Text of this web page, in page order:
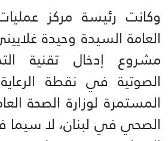
وكانت رئيسة مركز
العامة السيدة وحيدة
مشروع إدخال تقنية
الصوتية في نقطة
المستمرة لوزارة الصحة
الصحي في لبنان، لا